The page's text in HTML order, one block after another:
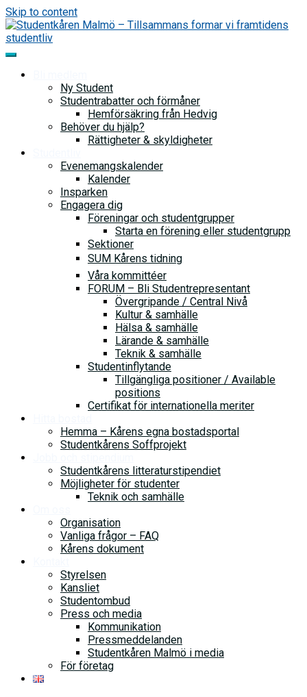
Skip to content
Ny Student
Studentrabatter och förmåner
Hemförsäkring från Hedvig
Behöver du hjälp?
Rättigheter & skyldigheter
Evenemangskalender
Kalender
Insparken
Engagera dig
Föreningar och studentgrupper
Starta en förening eller studentgrupp
Sektioner
SUM Kårens tidning
Våra kommittéer
FORUM – Bli Studentrepresentant
Övergripande / Central Nivå
Kultur & samhälle
Hälsa & samhälle
Lärande & samhälle
Teknik & samhälle
Studentinflytande
Tillgängliga positioner / Available
positions
Certifikat för internationella meriter
Hemma – Kårens egna bostadsportal
Studentkårens Soffprojekt
Studentkårens litteraturstipendiet
Möjligheter för studenter
Teknik och samhälle
Organisation
Vanliga frågor – FAQ
Kårens dokument
Styrelsen
Kansliet
Studentombud
Press och media
Kommunikation
Pressmeddelanden
Studentkåren Malmö i media
För företag